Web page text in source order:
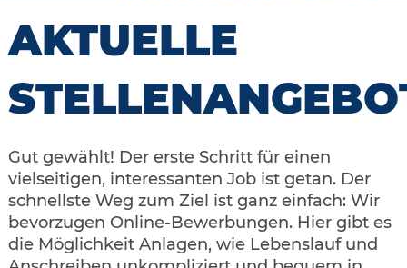
AKTUELLE
Gut gewählt! Der erste Schritt für einen
vielseitigen, interessanten Job ist getan. Der
schnellste Weg zum Ziel ist ganz einfach: Wir
bevorzugen Online-Bewerbungen. Hier gibt es
die Möglichkeit Anlagen, wie Lebenslauf und